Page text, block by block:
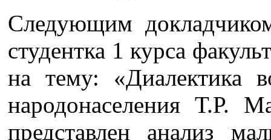
Следующим
студентка 1 курса
на тему: «Диалектика
народонаселения Т.Р.
представлен анализ